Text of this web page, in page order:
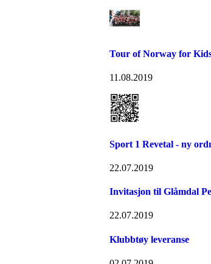
Tour of Norway for
11.08.2019
Sport 1 Revetal - ny
22.07.2019
Invitasjon til Glåmdal
22.07.2019
Klubbtøy leveranse